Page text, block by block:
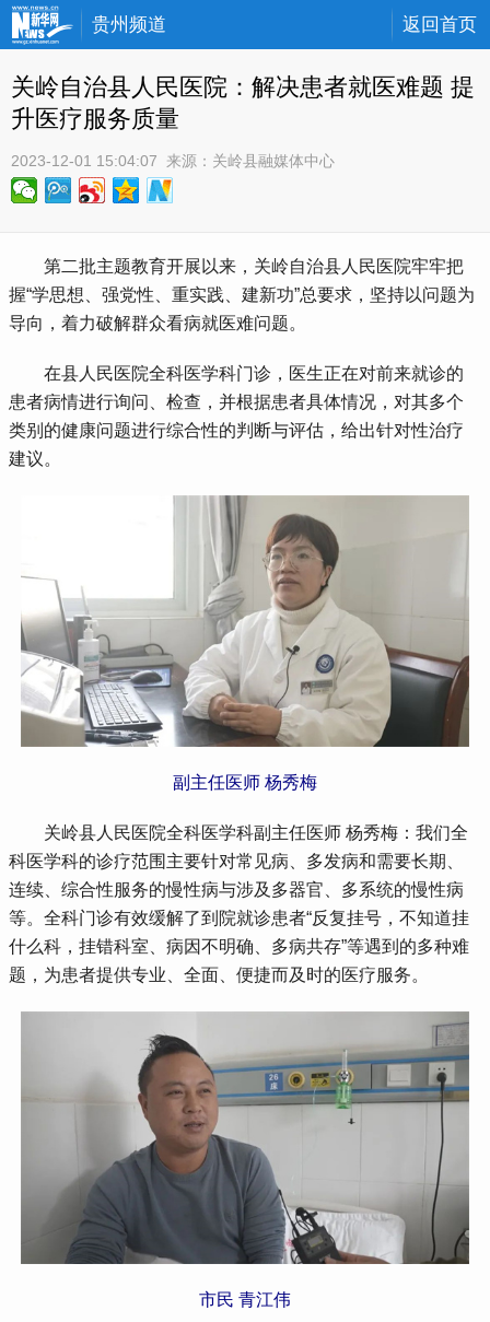
贵州频道 返回首页
关岭自治县人民医院：解决患者就医难题 提
升医疗服务质量
2023-12-01 15:04:07 来源： 关岭县融媒体中心
第二批主题教育开展以来，关岭自治县人民医院牢牢把
握“学思想、强党性、重实践、建新功”总要求，坚持以问题为
导向，着力破解群众看病就医难问题。
在县人民医院全科医学科门诊，医生正在对前来就诊的
患者病情进行询问、检查，并根据患者具体情况，对其多个
类别的健康问题进行综合性的判断与评估，给出针对性治疗
建议。
副主任医师 杨秀梅
关岭县人民医院全科医学科副主任医师 杨秀梅：我们全
科医学科的诊疗范围主要针对常见病、多发病和需要长期、
连续、综合性服务的慢性病与涉及多器官、多系统的慢性病
等。全科门诊有效缓解了到院就诊患者“反复挂号，不知道挂
什么科，挂错科室、病因不明确、多病共存”等遇到的多种难
题，为患者提供专业、全面、便捷而及时的医疗服务。
市民 青江伟